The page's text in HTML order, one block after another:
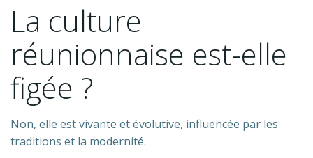
La culture
réunionnaise est-elle
figée ?
Non, elle est vivante et évolutive, influencée par les
traditions et la modernité.